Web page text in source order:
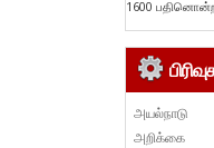
1600
அயல்நாடு
அறிக்கை